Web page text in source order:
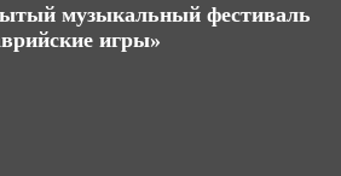
музыкальный фестиваль
игры»